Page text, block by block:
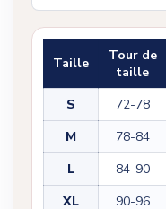
Taille
Tour de
taille
S 72-78
M
78-84
L
84-90
XL
90-96